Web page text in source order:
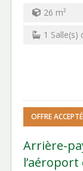
26 m²
1 Salle(s)
OFFRE
Arrière-
l’aéroport